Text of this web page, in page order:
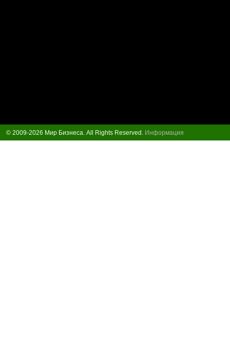
© 2009-2026 Мир Бизнеса. All Rights Reserved. Информация